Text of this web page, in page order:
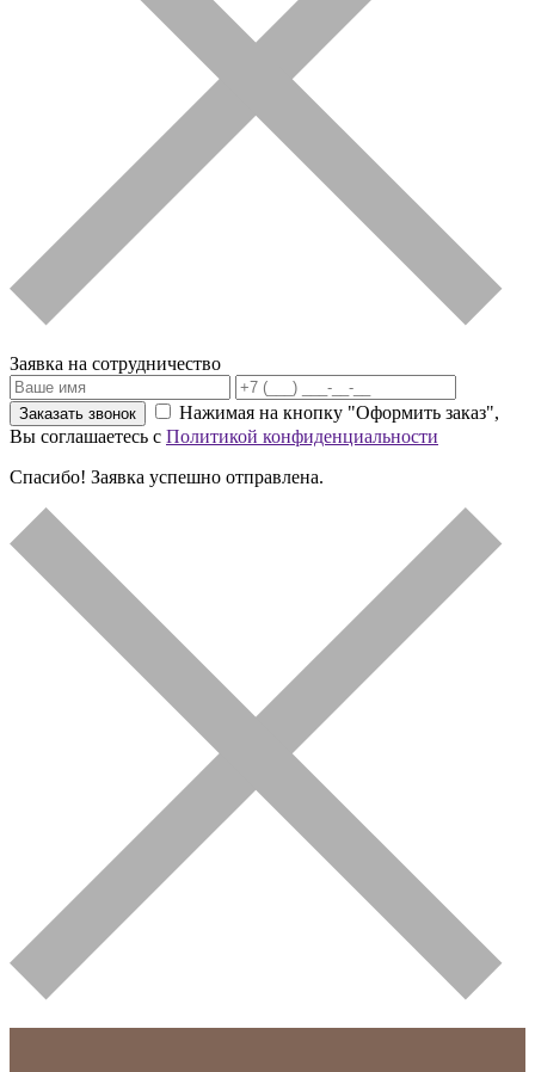
Заявка на сотрудничество
Заказать звонок
Нажимая на кнопку "Оформить заказ",
Вы соглашаетесь с Политикой конфиденциальности
Спасибо! Заявка успешно отправлена.